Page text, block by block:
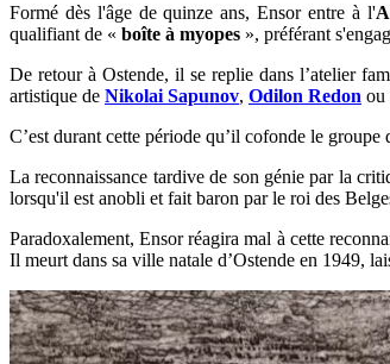
Formé dès l'âge de quinze ans, Ensor entre à l'
qualifiant de « boîte à myopes », préférant
De retour à Ostende, il se replie dans l’atelier
artistique de Nikolai Sapunov, Odilon Redon ou
C’est durant cette période qu’il cofonde le
La reconnaissance tardive de son génie par la
lorsqu'il est anobli et fait baron par le roi des
Paradoxalement, Ensor réagira mal à cette
Il meurt dans sa ville natale d’Ostende en 1949,